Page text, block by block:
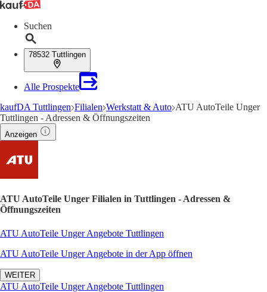
Suchen
78532 Tuttlingen
Alle Prospekte
kaufDA Tuttlingen Filialen Werkstatt & Auto ATU AutoTeile Unger
Tuttlingen - Adressen & Öffnungszeiten
Anzeigen
ATU AutoTeile Unger Filialen in Tuttlingen - Adressen &
Öffnungszeiten
ATU AutoTeile Unger Angebote Tuttlingen
ATU AutoTeile Unger Angebote in der App öffnen
WEITER
ATU AutoTeile Unger Angebote Tuttlingen